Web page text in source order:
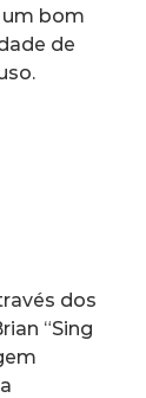
um bom
de
dos
“Sing